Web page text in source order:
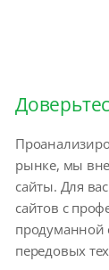
рынке, мы
сайты. Для
сайтов с
продуманной
передовых